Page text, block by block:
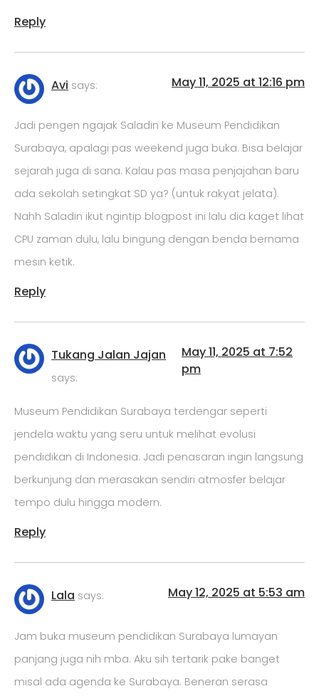
Reply
Avi says: May 11, 2025 at 12:16 pm
Jadi pengen ngajak Saladin ke Museum Pendidikan
Surabaya, apalagi pas weekend juga buka. Bisa belajar
sejarah juga di sana. Kalau pas masa penjajahan baru
ada sekolah setingkat SD ya? (untuk rakyat jelata).
Nahh Saladin ikut ngintip blogpost ini lalu dia kaget lihat
CPU zaman dulu, lalu bingung dengan benda bernama
mesin ketik.
Reply
Tukang Jalan Jajan
says:
May 11, 2025 at 7:52
pm
Museum Pendidikan Surabaya terdengar seperti
jendela waktu yang seru untuk melihat evolusi
pendidikan di Indonesia. Jadi penasaran ingin langsung
berkunjung dan merasakan sendiri atmosfer belajar
tempo dulu hingga modern.
Reply
Lala says: May 12, 2025 at 5:53 am
Jam buka museum pendidikan Surabaya lumayan
panjang juga nih mba. Aku sih tertarik pake banget
misal ada agenda ke Surabaya. Beneran serasa